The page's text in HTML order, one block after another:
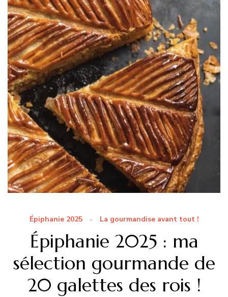
Épiphanie 2025 La gourmandise avant tout !
Épiphanie 2025 : ma
sélection gourmande de
20 galettes des rois !